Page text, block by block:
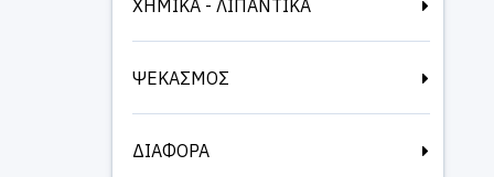
ΧΗΜΙΚΑ - ΛΙΠΑΝΤΙΚΑ
ΨΕΚΑΣΜΟΣ
ΔΙΑΦΟΡΑ